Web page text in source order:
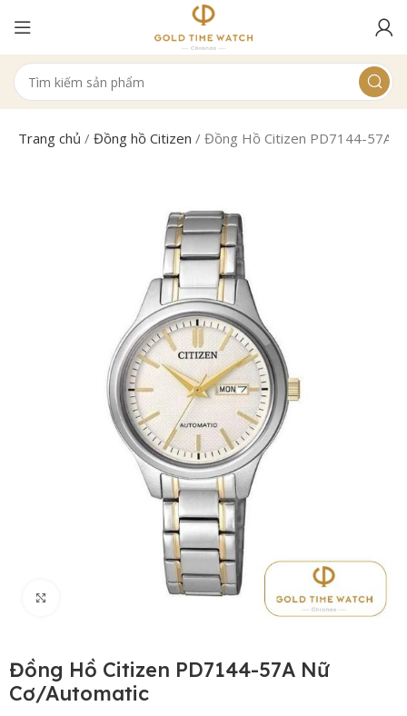
Trang chủ /Đồng hồ Citizen /Đồng Hồ Citizen PD7144-57A
Đồng Hồ Citizen PD7144-57A Nữ
Cơ/Automatic